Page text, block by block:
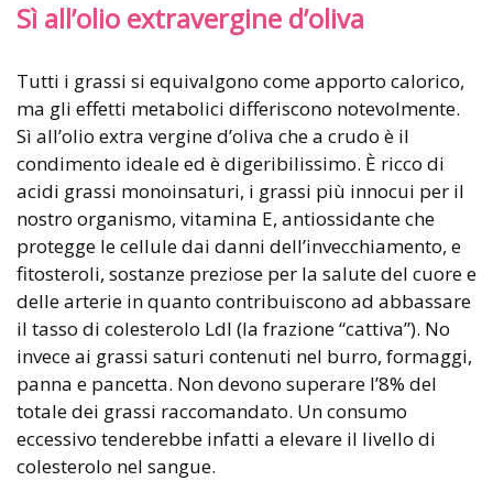
Sì all’olio extravergine d’oliva
Tutti i grassi si equivalgono come apporto calorico,
ma gli effetti metabolici differiscono notevolmente.
Sì all’olio extra vergine d’oliva che a crudo è il
condimento ideale ed è digeribilissimo. È ricco di
acidi grassi monoinsaturi, i grassi più innocui per il
nostro organismo, vitamina E, antiossidante che
protegge le cellule dai danni dell’invecchiamento, e
fitosteroli, sostanze preziose per la salute del cuore e
delle arterie in quanto contribuiscono ad abbassare
il tasso di colesterolo Ldl (la frazione “cattiva”). No
invece ai grassi saturi contenuti nel burro, formaggi,
panna e pancetta. Non devono superare l’8% del
totale dei grassi raccomandato. Un consumo
eccessivo tenderebbe infatti a elevare il livello di
colesterolo nel sangue.